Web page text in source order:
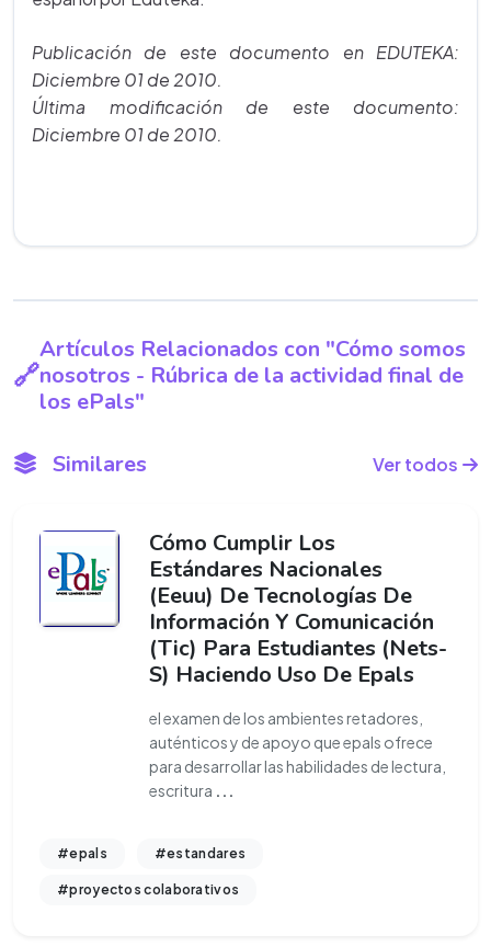
Publicación de este documento en EDUTEKA:
Diciembre 01 de 2010.
Última modificación de este documento:
Diciembre 01 de 2010.
Artículos Relacionados con "Cómo somos
nosotros - Rúbrica de la actividad final de
los ePals"
Similares Ver todos
Cómo Cumplir Los
Estándares Nacionales
(Eeuu) De Tecnologías De
Información Y Comunicación
(Tic) Para Estudiantes (Nets-
S) Haciendo Uso De Epals
el examen de los ambientes retadores,
auténticos y de apoyo que epals ofrece
para desarrollar las habilidades de lectura,
escritura ...
#epals #estandares
#proyectos colaborativos